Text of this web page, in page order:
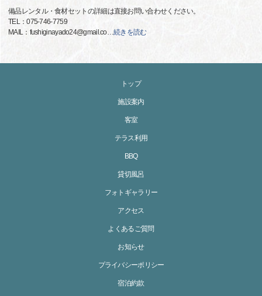
備品レンタル・食材セットの詳細は直接お問い合わせください。
TEL：075-746-7759
MAIL：fushiginayado24@gmail.co…続きを読む
トップ
施設案内
客室
テラス利用
BBQ
貸切風呂
フォトギャラリー
アクセス
よくあるご質問
お知らせ
プライバシーポリシー
宿泊約款